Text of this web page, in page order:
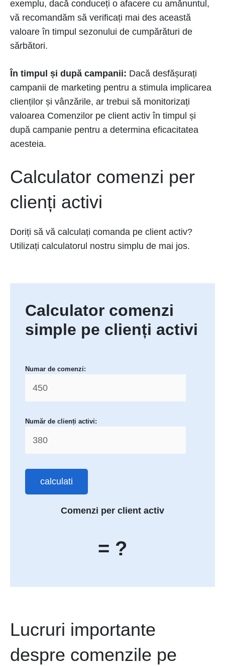
exemplu, dacă conduceți o afacere cu amănuntul,
vă recomandăm să verificați mai des această
valoare în timpul sezonului de cumpărături de
sărbători.
În timpul și după campanii: Dacă desfășurați
campanii de marketing pentru a stimula implicarea
clienților și vânzările, ar trebui să monitorizați
valoarea Comenzilor pe client activ în timpul și
după campanie pentru a determina eficacitatea
acesteia.
Calculator comenzi per
clienți activi
Doriți să vă calculați comanda pe client activ?
Utilizați calculatorul nostru simplu de mai jos.
Calculator comenzi
simple pe clienți activi
Numar de comenzi:
Număr de clienți activi:
calculati
Comenzi per client activ
= ?
Lucruri importante
despre comenzile pe